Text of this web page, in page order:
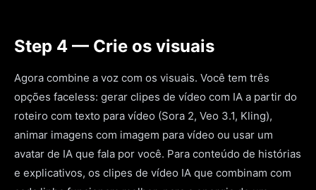
Step 4 — Crie os visuais
Agora combine a voz com os visuais. Você tem três
opções faceless: gerar clipes de vídeo com IA a partir do
roteiro com texto para vídeo (Sora 2, Veo 3.1, Kling),
animar imagens com imagem para vídeo ou usar um
avatar de IA que fala por você. Para conteúdo de histórias
e explicativos, os clipes de vídeo IA que combinam com